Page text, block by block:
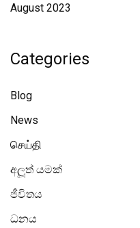
August 2023
Categories
Blog
News
செய்தி
අලූත් යමක්
ජීවිතය
ධනය